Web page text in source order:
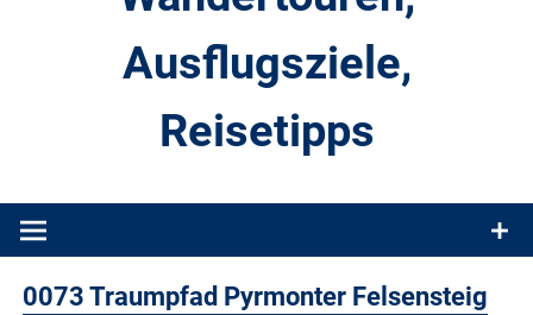
Ausflugsziele,
Reisetipps
Produkttests und Buchrezensionen. Ein Blog für alle, die gern
0073 Traumpfad Pyrmonter Felsensteig